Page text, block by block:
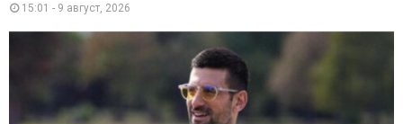
15:01 - 9 август, 2026